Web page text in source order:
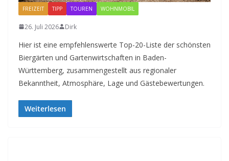
FREIZEIT TIPP TOUREN WOHNMOBIL
26. Juli 2026 Dirk
Hier ist eine empfehlenswerte Top-20-Liste der schönsten
Biergärten und Gartenwirtschaften in Baden-
Württemberg, zusammengestellt aus regionaler
Bekanntheit, Atmosphäre, Lage und Gästebewertungen.
Weiterlesen